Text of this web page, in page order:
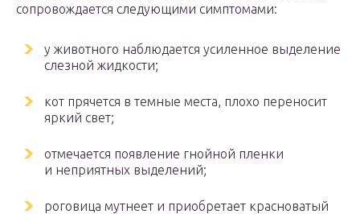
сопровождается следующими симптомами:
у животного наблюдается усиленное выделение
слезной жидкости;
кот прячется в темные места, плохо переносит
яркий свет;
отмечается появление гнойной пленки
и неприятных выделений;
роговица мутнеет и приобретает красноватый